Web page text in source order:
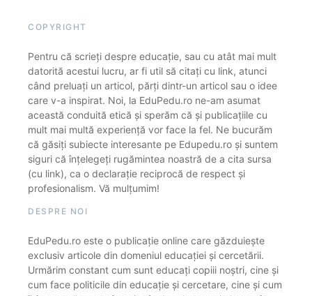
COPYRIGHT
Pentru că scrieți despre educație, sau cu atât mai mult
datorită acestui lucru, ar fi util să citați cu link, atunci
când preluați un articol, părți dintr-un articol sau o idee
care v-a inspirat. Noi, la EduPedu.ro ne-am asumat
această conduită etică și sperăm că și publicațiile cu
mult mai multă experiență vor face la fel. Ne bucurăm
că găsiți subiecte interesante pe Edupedu.ro și suntem
siguri că înțelegeți rugămintea noastră de a cita sursa
(cu link), ca o declarație reciprocă de respect și
profesionalism. Vă mulțumim!
DESPRE NOI
EduPedu.ro este o publicație online care găzduiește
exclusiv articole din domeniul educației și cercetării.
Urmărim constant cum sunt educați copiii noștri, cine și
cum face politicile din educație și cercetare, cine și cum